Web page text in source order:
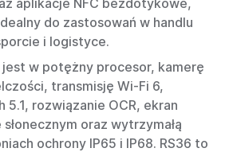
aplikacje NFC bezdotykowe,
do zastosowań w handlu
i logistyce.
jest w potężny procesor, kamerę
transmisję Wi-Fi 6,
5.1, rozwiązanie OCR, ekran
oraz wytrzymałą
ochrony IP65 i IP68. RS36 to